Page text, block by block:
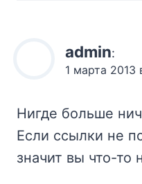
admin:
1 марта 2013
Нигде больше
Если ссылки не
значит вы что-то